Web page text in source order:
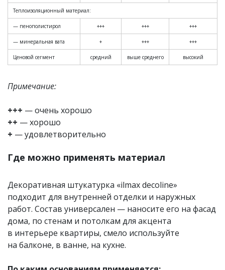
Теплоизоляционный материал:
— пенополистирол +++ +++ +++
— минеральная вата + +++ +++
Ценовой сегмент средний выше среднего высокий
Примечание:
+++ — очень хорошо
++ — хорошо
+ — удовлетворительно
Где можно применять материал
Декоративная штукатурка «ilmax decoline»
подходит для внутренней отделки и наружных
работ. Состав универсален — наносите его на фасад
дома, по стенам и потолкам для акцента
в интерьере квартиры, смело используйте
на балконе, в ванне, на кухне.